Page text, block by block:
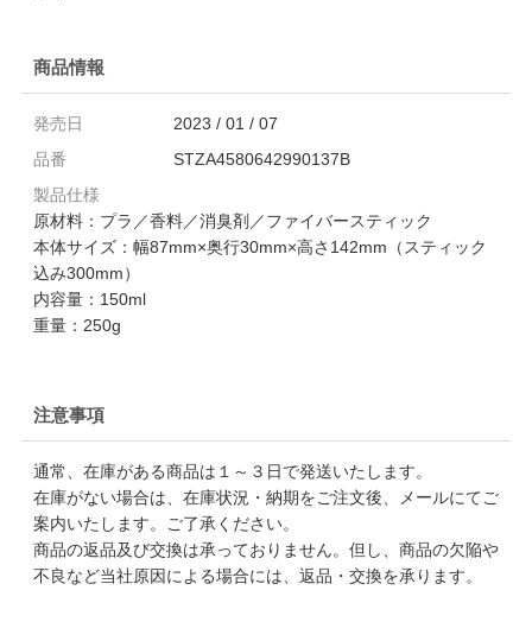
商品情報
発売日
2023 / 01 / 07
品番
STZA4580642990137B
製品仕様
原材料：プラ／香料／消臭剤／ファイバースティック
本体サイズ：幅87mm×奥行30mm×高さ142mm（スティック
込み300mm）
内容量：150ml
重量：250g
注意事項
通常、在庫がある商品は１～３日で発送いたします。
在庫がない場合は、在庫状況・納期をご注文後、メールにてご
案内いたします。ご了承ください。
商品の返品及び交換は承っておりません。但し、商品の欠陥や
不良など当社原因による場合には、返品・交換を承ります。